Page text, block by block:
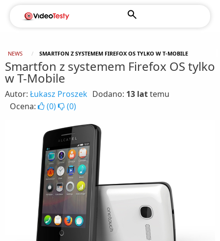
NEWS SMARTFON Z SYSTEMEM FIREFOX OS TYLKO W T-MOBILE
Smartfon z systemem Firefox OS tylko
w T-Mobile
Autor: Łukasz Proszek Dodano: 13 lattemu
Ocena:
(0) (0)